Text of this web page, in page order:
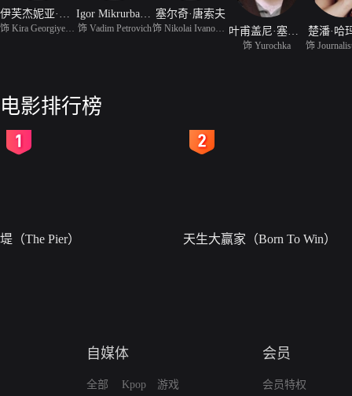
伊芙杰妮亚·西蒙挪娃
饰 Kira Georgiyevna
Igor Mikrurbanov
饰 Vadim Petrovich
塞尔奇·唐索夫
饰 Nikolai Ivanovitch
饰 Yurochka
楚潘·哈
饰
电影排行榜
堤（The Pier） 天生大赢家（Born To Win）
自媒体
全部
Kpop
游戏
会员
会员特权